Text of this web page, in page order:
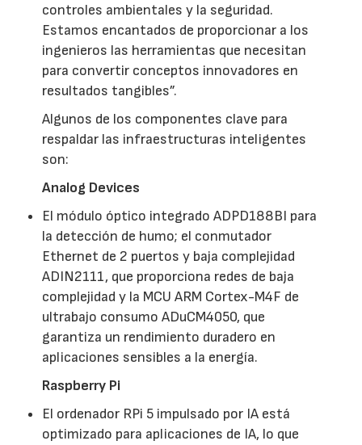
controles ambientales y la seguridad.
Estamos encantados de proporcionar a los
ingenieros las herramientas que necesitan
para convertir conceptos innovadores en
resultados tangibles”.
Algunos de los componentes clave para
respaldar las infraestructuras inteligentes
son:
Analog Devices
El módulo óptico integrado ADPD188BI para
la detección de humo; el conmutador
Ethernet de 2 puertos y baja complejidad
ADIN2111, que proporciona redes de baja
complejidad y la MCU ARM Cortex-M4F de
ultrabajo consumo ADuCM4050, que
garantiza un rendimiento duradero en
aplicaciones sensibles a la energía.
Raspberry Pi
El ordenador RPi 5 impulsado por IA está
optimizado para aplicaciones de IA, lo que